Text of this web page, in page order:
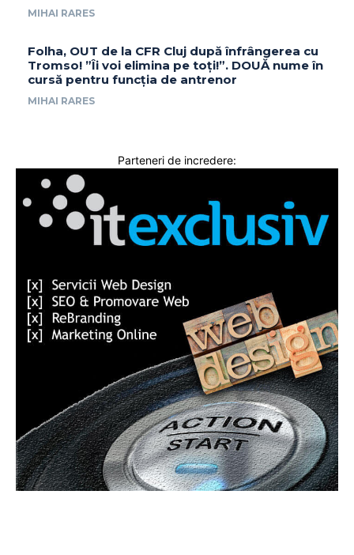
MIHAI RARES
Folha, OUT de la CFR Cluj după înfrângerea cu
Tromso! ”Îi voi elimina pe toți!”. DOUĂ nume în
cursă pentru funcția de antrenor
MIHAI RARES
Parteneri de incredere: